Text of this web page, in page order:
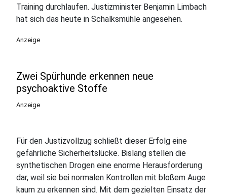
Training durchlaufen. Justizminister Benjamin Limbach
hat sich das heute in Schalksmühle angesehen.
Anzeige
Zwei Spürhunde erkennen neue
psychoaktive Stoffe
Anzeige
Für den Justizvollzug schließt dieser Erfolg eine
gefährliche Sicherheitslücke. Bislang stellen die
synthetischen Drogen eine enorme Herausforderung
dar, weil sie bei normalen Kontrollen mit bloßem Auge
kaum zu erkennen sind. Mit dem gezielten Einsatz der